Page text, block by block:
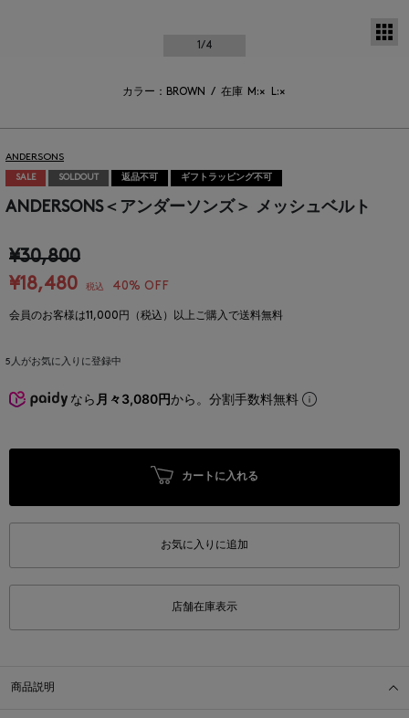
1/4
カラー：BROWN / 在庫 M:× L:×
ANDERSONS
SALE SOLDOUT 返品不可 ギフトラッピング不可
ANDERSONS＜アンダーソンズ＞ メッシュベルト
¥30,800
¥18,480
税込 40% OFF
会員のお客様は11,000円（税込）以上ご購入で送料無料
5 人がお気に入りに登録中
なら 月々3,080円から。分割手数料無料
カートに入れる
お気に入りに追加
店舗在庫表示
商品説明